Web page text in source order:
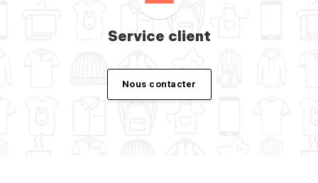
Service client
Nous contacter